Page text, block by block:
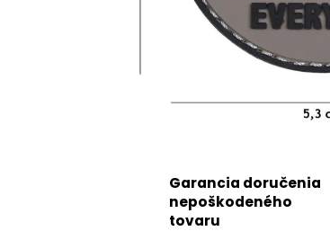
Garancia doručenia
nepoškodeného
tovaru